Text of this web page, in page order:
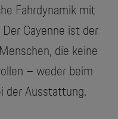
Fahrdynamik mit
Cayenne ist der
die keine
– weder beim
der Ausstattung.